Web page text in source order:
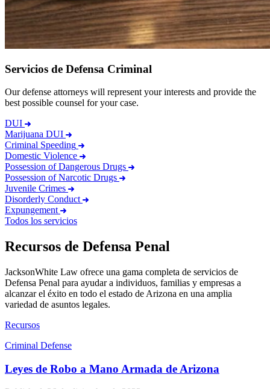
Servicios de Defensa Criminal
Our defense attorneys will represent your interests and provide the
best possible counsel for your case.
DUI
Marijuana DUI
Criminal Speeding
Domestic Violence
Possession of Dangerous Drugs
Possession of Narcotic Drugs
Juvenile Crimes
Disorderly Conduct
Expungement
Todos los servicios
Recursos de Defensa Penal
JacksonWhite Law ofrece una gama completa de servicios de
Defensa Penal para ayudar a individuos, familias y empresas a
alcanzar el éxito en todo el estado de Arizona en una amplia
variedad de asuntos legales.
Recursos
Criminal Defense
Leyes de Robo a Mano Armada de Arizona